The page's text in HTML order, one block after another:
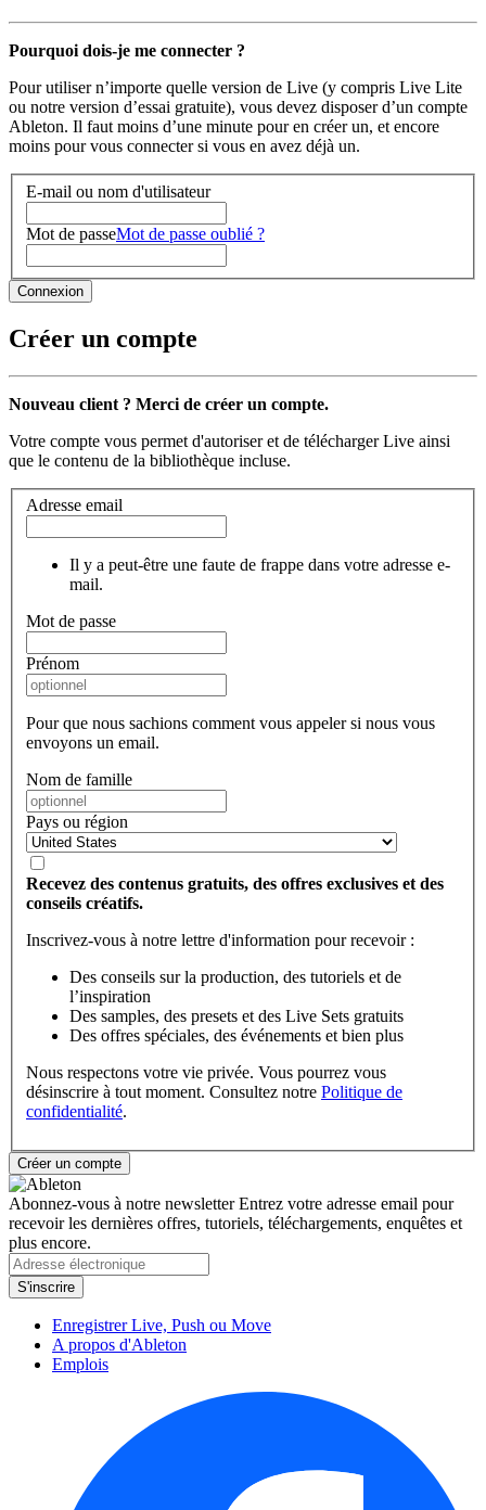
Pourquoi dois-je me connecter ?
Pour utiliser n’importe quelle version de Live (y compris Live Lite
ou notre version d’essai gratuite), vous devez disposer d’un compte
Ableton. Il faut moins d’une minute pour en créer un, et encore
moins pour vous connecter si vous en avez déjà un.
E-mail ou nom d'utilisateur
Mot de passeMot de passe oublié ?
Créer un compte
Nouveau client ? Merci de créer un compte.
Votre compte vous permet d'autoriser et de télécharger Live ainsi
que le contenu de la bibliothèque incluse.
Adresse email
Il y a peut-être une faute de frappe dans votre adresse e-
mail.
Mot de passe
Prénom
Pour que nous sachions comment vous appeler si nous vous
envoyons un email.
Nom de famille
Pays ou région
Recevez des contenus gratuits, des offres exclusives et des
conseils créatifs.
Inscrivez-vous à notre lettre d'information pour recevoir :
Des conseils sur la production, des tutoriels et de
l’inspiration
Des samples, des presets et des Live Sets gratuits
Des offres spéciales, des événements et bien plus
Nous respectons votre vie privée. Vous pourrez vous
désinscrire à tout moment. Consultez notre Politique de
confidentialité.
Abonnez-vous à notre newsletterEntrez votre adresse email pour
recevoir les dernières offres, tutoriels, téléchargements, enquêtes et
plus encore.
Enregistrer Live, Push ou Move
A propos d'Ableton
Emplois